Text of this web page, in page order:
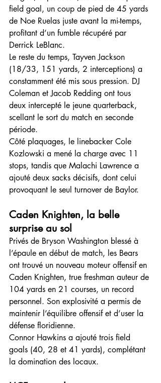
field goal, un coup de pied de 45 yards
de Noe Ruelas juste avant la mi-temps,
profitant d’un fumble récupéré par
Derrick LeBlanc.
Le reste du temps, Tayven Jackson
(18/33, 151 yards, 2 interceptions) a
constamment été mis sous pression. DJ
Coleman et Jacob Redding ont tous
deux intercepté le jeune quarterback,
scellant le sort du match en seconde
période.
Côté plaquages, le linebacker Cole
Kozlowski a mené la charge avec 11
stops, tandis que Malachi Lawrence a
ajouté deux sacks décisifs, dont celui
provoquant le seul turnover de Baylor.
Caden Knighten, la belle
surprise au sol
Privés de Bryson Washington blessé à
l’épaule en début de match, les Bears
ont trouvé un nouveau moteur offensif en
Caden Knighten, true freshman auteur de
104 yards en 21 courses, un record
personnel. Son explosivité a permis de
maintenir l’équilibre offensif et d’user la
défense floridienne.
Connor Hawkins a ajouté trois field
goals (40, 28 et 41 yards), complétant
la domination des locaux.